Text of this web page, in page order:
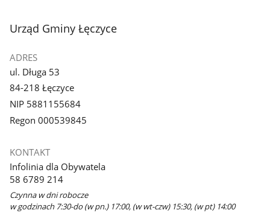
stopka
Urząd Gminy Łęczyce
ADRES
ul. Długa 53
84-218 Łęczyce
NIP 5881155684
Regon 000539845
KONTAKT
Infolinia dla Obywatela
58 6789 214
Czynna w dni robocze
w godzinach 7:30-do (w pn.) 17:00, (w wt-czw) 15:30, (w pt) 14:00